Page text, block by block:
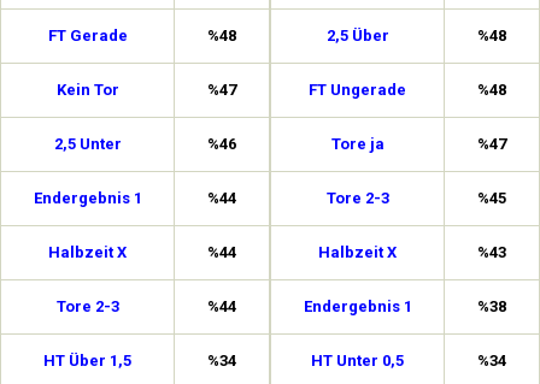
FT Gerade %48
Kein Tor %47
2,5 Unter %46
Endergebnis 1 %44
Halbzeit X %44
Tore 2-3 %44
HT Über 1,5 %34
2,5 Über %48
FT Ungerade %48
Tore ja %47
Tore 2-3 %45
Halbzeit X %43
Endergebnis 1 %38
HT Unter 0,5 %34